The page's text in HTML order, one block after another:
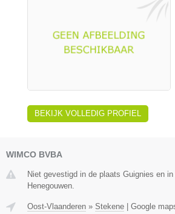
BEKIJK VOLLEDIG PROFIEL
WIMCO BVBA
Niet gevestigd in de plaats Guignies en
Henegouwen.
Oost-Vlaanderen » Stekene | Google